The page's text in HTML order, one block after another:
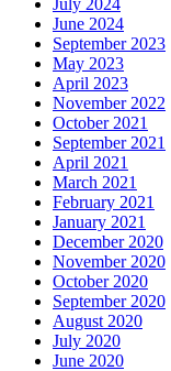
July 2024
June 2024
September 2023
May 2023
April 2023
November 2022
October 2021
September 2021
April 2021
March 2021
February 2021
January 2021
December 2020
November 2020
October 2020
September 2020
August 2020
July 2020
June 2020